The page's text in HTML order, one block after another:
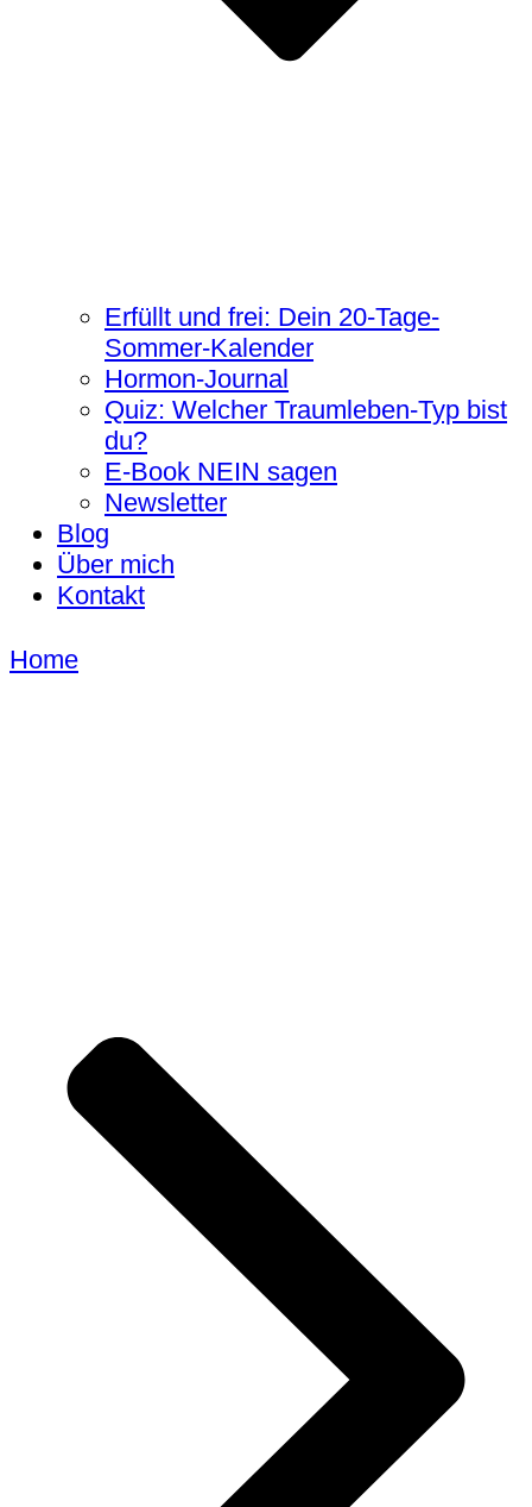
Erfüllt und frei: Dein 20-Tage-
Sommer-Kalender
Hormon-Journal
Quiz: Welcher Traumleben-Typ bist
du?
E-Book NEIN sagen
Newsletter
Blog
Über mich
Kontakt
Home